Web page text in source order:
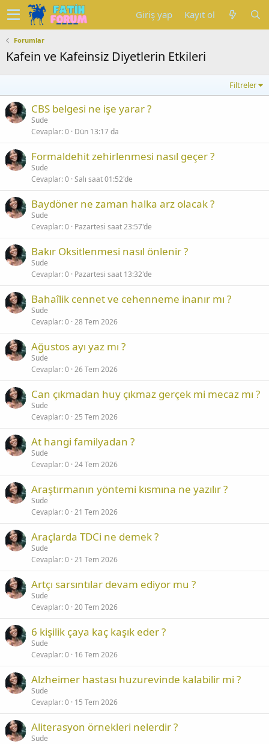
Giriş yap Kayıt ol
Forumlar
Kafein ve Kafeinsiz Diyetlerin Etkileri
Filtreler
CBS belgesi ne işe yarar ?
Sude
Cevaplar 0 Dün 13:17 da
Formaldehit zehirlenmesi nasıl geçer ?
Sude
Cevaplar 0 Salı saat 01:52'de
Baydöner ne zaman halka arz olacak ?
Sude
Cevaplar 0 Pazartesi saat 23:57'de
Bakır Oksitlenmesi nasıl önlenir ?
Sude
Cevaplar 0 Pazartesi saat 13:32'de
Bahaîlik cennet ve cehenneme inanır mı ?
Sude
Cevaplar 0 28 Tem 2026
Ağustos ayı yaz mı ?
Sude
Cevaplar 0 26 Tem 2026
Can çıkmadan huy çıkmaz gerçek mi mecaz mı ?
Sude
Cevaplar 0 25 Tem 2026
At hangi familyadan ?
Sude
Cevaplar 0 24 Tem 2026
Araştırmanın yöntemi kısmına ne yazılır ?
Sude
Cevaplar 0 21 Tem 2026
Araçlarda TDCi ne demek ?
Sude
Cevaplar 0 21 Tem 2026
Artçı sarsıntılar devam ediyor mu ?
Sude
Cevaplar 0 20 Tem 2026
6 kişilik çaya kaç kaşık eder ?
Sude
Cevaplar 0 16 Tem 2026
Alzheimer hastası huzurevinde kalabilir mi ?
Sude
Cevaplar 0 15 Tem 2026
Aliterasyon örnekleri nelerdir ?
Sude